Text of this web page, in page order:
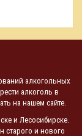
алкогольных
алкоголь в
на нашем сайте.
и Лесосибирске.
старого и нового